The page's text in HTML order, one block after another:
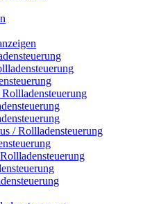
/ Rollladensteuerung